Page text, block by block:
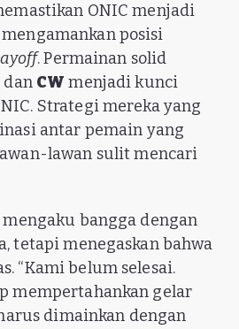
ONIC menjadi
posisi
. Permainan solid
dan CW menjadi kunci
Strategi mereka yang
antar pemain yang
lawan sulit mencari
mengaku bangga dengan
tetapi menegaskan bahwa
“Kami belum selesai.
mempertahankan gelar
dimainkan dengan